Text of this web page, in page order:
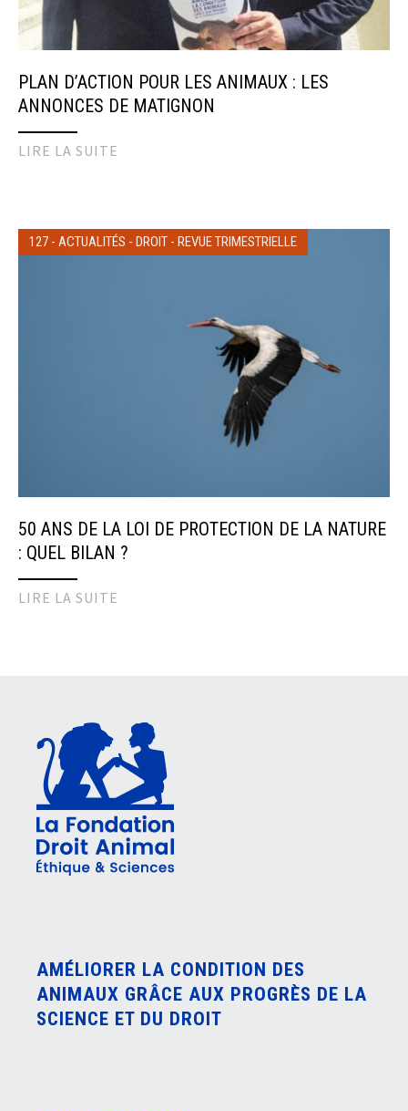
PLAN D’ACTION POUR LES ANIMAUX : LES
ANNONCES DE MATIGNON
LIRE LA SUITE
127 - ACTUALITÉS - DROIT - REVUE TRIMESTRIELLE
50 ANS DE LA LOI DE PROTECTION DE LA NATURE
: QUEL BILAN ?
LIRE LA SUITE
AMÉLIORER LA CONDITION DES
ANIMAUX GRÂCE AUX PROGRÈS DE LA
SCIENCE ET DU DROIT